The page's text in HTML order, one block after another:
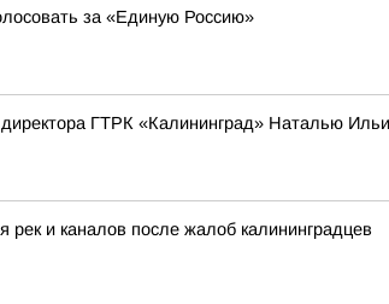
за «Единую Россию»
ГТРК «Калининград» Наталью
рек и каналов после жалоб калининградцев